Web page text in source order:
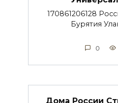
170861206128
Бурятия
0
Дома России